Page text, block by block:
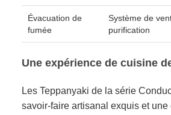
Évacuation de
fumée
Système de
purification
Une expérience de cuisine
Les Teppanyaki de la série
savoir-faire artisanal exquis et une